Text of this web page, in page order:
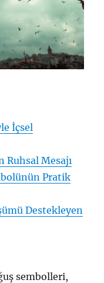
İçsel
Ruhsal Mesajı
Pratik
Destekleyen
sembolleri,